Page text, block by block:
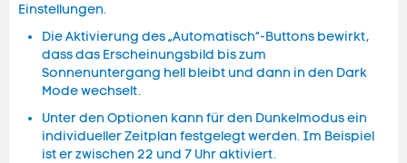
Einstellungen.
Die Aktivierung des „Automatisch“-Buttons bewirkt,
dass das Erscheinungsbild bis zum
Sonnenuntergang hell bleibt und dann in den Dark
Mode wechselt.
Unter den Optionen kann für den Dunkelmodus ein
individueller Zeitplan festgelegt werden. Im Beispiel
ist er zwischen 22 und 7 Uhr aktiviert.